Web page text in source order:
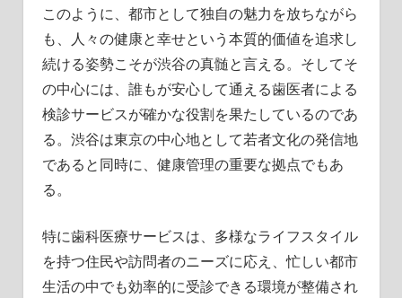
このように、都市として独自の魅力を放ちながら
も、人々の健康と幸せという本質的価値を追求し
続ける姿勢こそが渋谷の真髄と言える。そしてそ
の中心には、誰もが安心して通える歯医者による
検診サービスが確かな役割を果たしているのであ
る。渋谷は東京の中心地として若者文化の発信地
であると同時に、健康管理の重要な拠点でもあ
る。
特に歯科医療サービスは、多様なライフスタイル
を持つ住民や訪問者のニーズに応え、忙しい都市
生活の中でも効率的に受診できる環境が整備され